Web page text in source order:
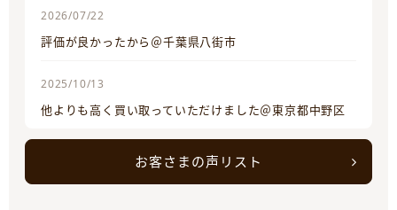
2026/07/22
評価が良かったから＠千葉県八街市
2025/10/13
他よりも高く買い取っていただけました＠東京都中野区
お客さまの声リスト